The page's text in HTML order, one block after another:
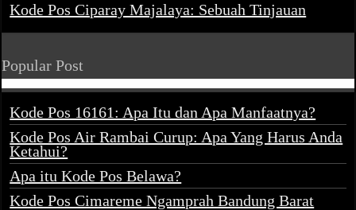
Kode Pos Ciparay Majalaya: Sebuah Tinjauan
Popular Post
Kode Pos 16161: Apa Itu dan Apa Manfaatnya?
Kode Pos Air Rambai Curup: Apa Yang Harus Anda
Ketahui?
Apa itu Kode Pos Belawa?
Kode Pos Cimareme Ngamprah Bandung Barat